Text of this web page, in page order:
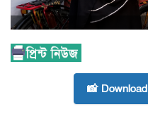
📸